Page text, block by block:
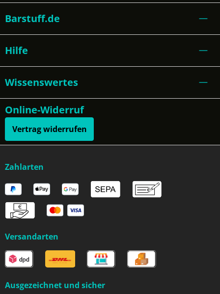
Barstuff.de
Hilfe
Wissenswertes
Online-Widerruf
Vertrag widerrufen
Zahlarten
Versandarten
Ausgezeichnet und sicher